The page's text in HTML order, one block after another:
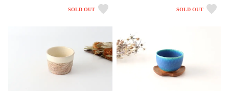
SOLD OUT SOLD OUT